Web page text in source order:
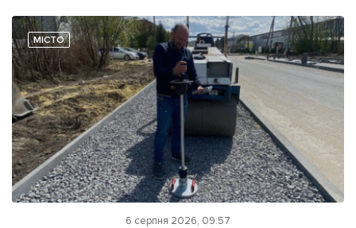
МІСТО
6 серпня 2026, 09:57